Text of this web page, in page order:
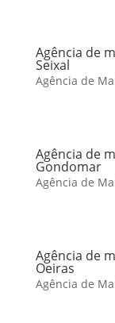
Agência de
Seixal
Agência de
Agência de
Gondomar
Agência de
Agência de
Oeiras
Agência de